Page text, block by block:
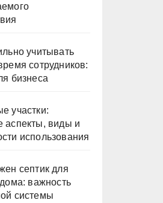
учитывать
сотрудников:
бизнеса
участки:
аспекты, виды и
использования
септик для
дома: важность
системы